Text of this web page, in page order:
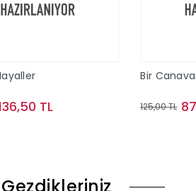
TL
Bir
125,00 TL